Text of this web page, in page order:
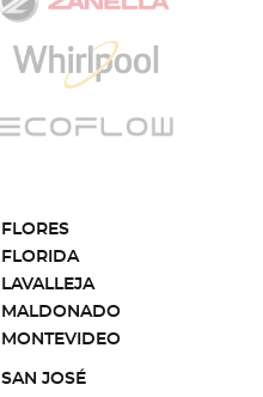
FLORES
FLORIDA
LAVALLEJA
MALDONADO
MONTEVIDEO
SAN JOSÉ